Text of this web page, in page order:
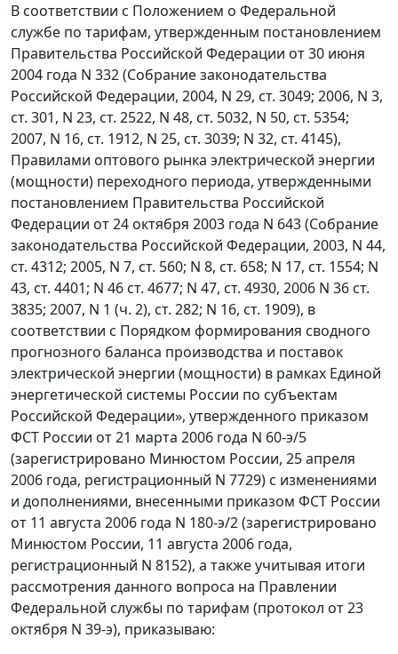
В соответствии с Положением о Федеральной
службе по тарифам, утвержденным постановлением
Правительства Российской Федерации от 30 июня
2004 года N 332 (Собрание законодательства
Российской Федерации, 2004, N 29, ст. 3049; 2006, N 3,
ст. 301, N 23, ст. 2522, N 48, ст. 5032, N 50, ст. 5354;
2007, N 16, ст. 1912, N 25, ст. 3039; N 32, ст. 4145),
Правилами оптового рынка электрической энергии
(мощности) переходного периода, утвержденными
постановлением Правительства Российской
Федерации от 24 октября 2003 года N 643 (Собрание
законодательства Российской Федерации, 2003, N 44,
ст. 4312; 2005, N 7, ст. 560; N 8, ст. 658; N 17, ст. 1554; N
43, ст. 4401; N 46 ст. 4677; N 47, ст. 4930, 2006 N 36 ст.
3835; 2007, N 1 (ч. 2), ст. 282; N 16, ст. 1909), в
соответствии с Порядком формирования сводного
прогнозного баланса производства и поставок
электрической энергии (мощности) в рамках Единой
энергетической системы России по субъектам
Российской Федерации», утвержденного приказом
ФСТ России от 21 марта 2006 года N 60-э/5
(зарегистрировано Минюстом России, 25 апреля
2006 года, регистрационный N 7729) с изменениями
и дополнениями, внесенными приказом ФСТ России
от 11 августа 2006 года N 180-э/2 (зарегистрировано
Минюстом России, 11 августа 2006 года,
регистрационный N 8152), а также учитывая итоги
рассмотрения данного вопроса на Правлении
Федеральной службы по тарифам (протокол от 23
октября N 39-э), приказываю: